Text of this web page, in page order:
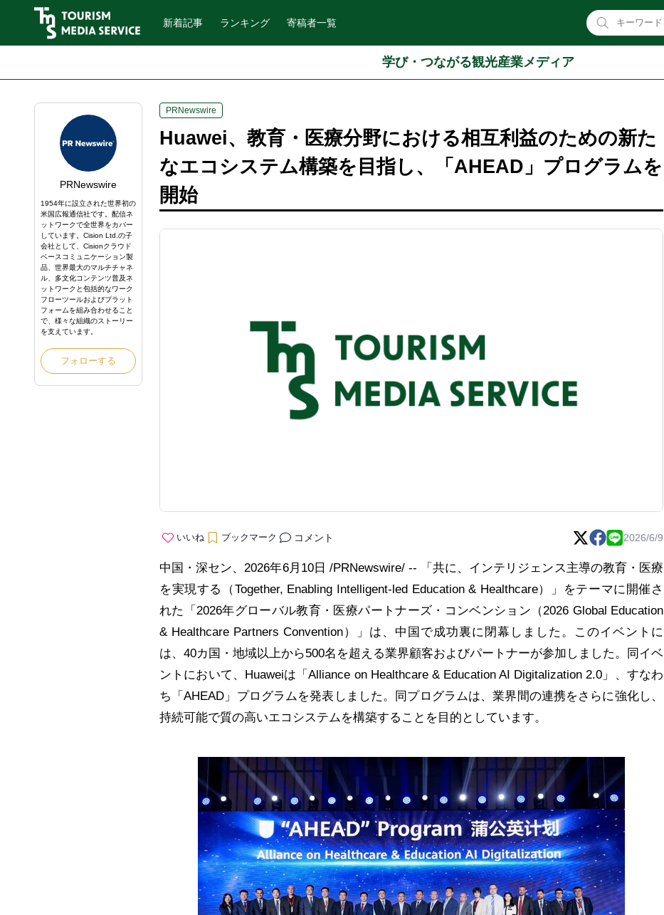
新着記事 ランキング 寄稿者一覧
学び・つながる観光産業メディア
PRNewswire
1954年に設立された世界初の
米国広報通信社です。配信ネ
ットワークで全世界をカバー
しています。Cision Ltd.の子
会社として、Cisionクラウド
ベースコミュニケーション製
品、世界最大のマルチチャネ
ル、多文化コンテンツ普及ネ
ットワークと包括的なワーク
フローツールおよびプラット
フォームを組み合わせること
で、様々な組織のストーリー
を支えています。
フォローする
PRNewswire
Huawei、教育・医療分野における相互利益のための新た
なエコシステム構築を目指し、「AHEAD」プログラムを
開始
いいね ブックマーク コメント 2026/6/9
中国・深セン、2026年6月10日 /PRNewswire/ -- 「共に、インテリジェンス主導の教育・医療
を実現する（Together, Enabling Intelligent-led Education & Healthcare）」をテーマに開催さ
れた「2026年グローバル教育・医療パートナーズ・コンベンション（2026 Global Education
& Healthcare Partners Convention）」は、中国で成功裏に閉幕しました。このイベントに
は、40カ国・地域以上から500名を超える業界顧客およびパートナーが参加しました。同イベ
ントにおいて、Huaweiは「Alliance on Healthcare & Education AI Digitalization 2.0」、すなわ
ち「AHEAD」プログラムを発表しました。同プログラムは、業界間の連携をさらに強化し、
持続可能で質の高いエコシステムを構築することを目的としています。